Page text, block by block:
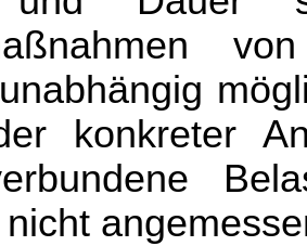
konkreter